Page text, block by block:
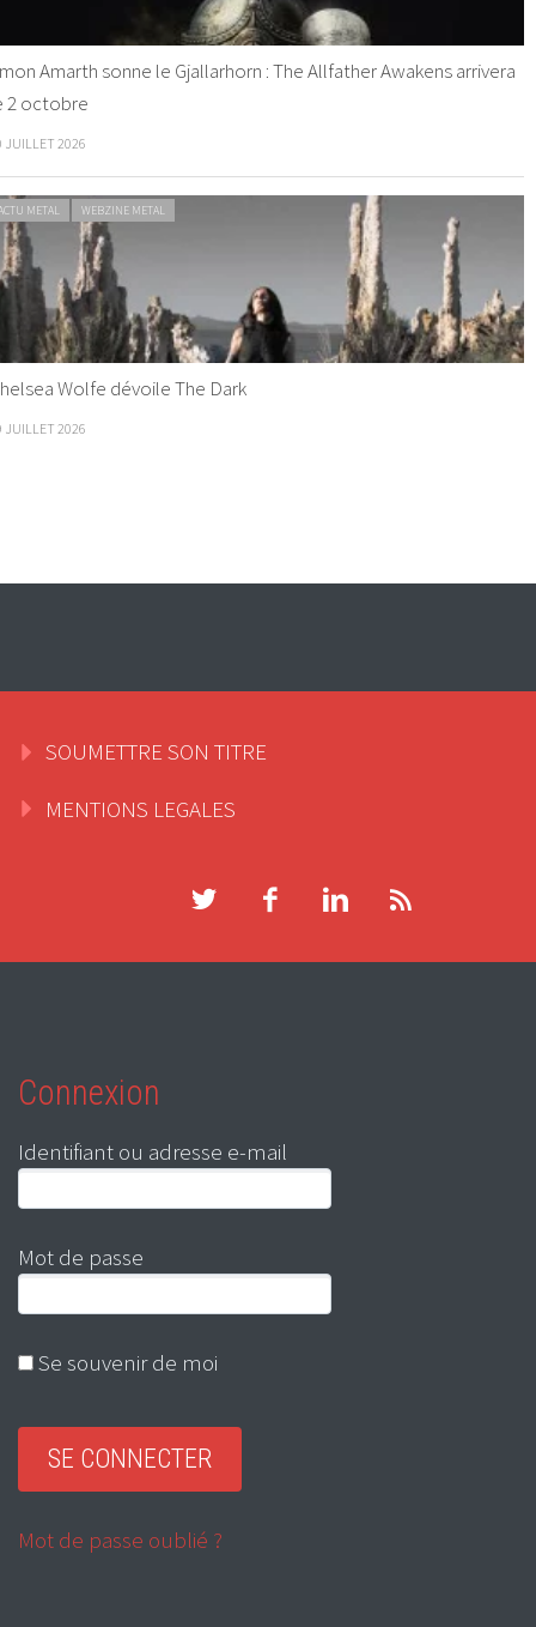
Amarth sonne le Gjallarhorn : The Allfather Awakens arrivera
2 octobre
JUILLET 2026
METAL WEBZINE METAL
Wolfe dévoile The Dark
JUILLET 2026
SOUMETTRE SON TITRE
MENTIONS LEGALES
Connexion
Identifiant ou adresse e-mail
Mot de passe
Se souvenir de moi
Mot de passe oublié ?